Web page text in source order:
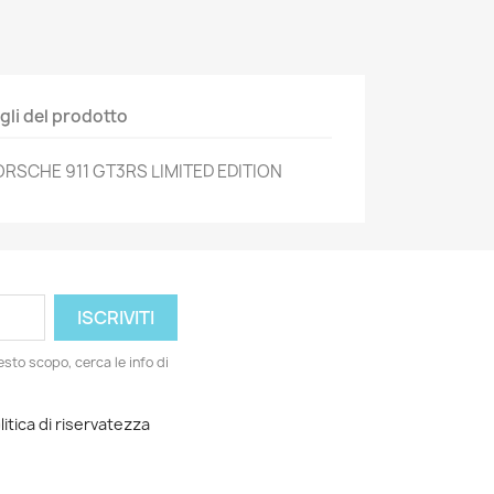
del prodotto
911 GT3RS LIMITED EDITION
scopo, cerca le info di
di riservatezza